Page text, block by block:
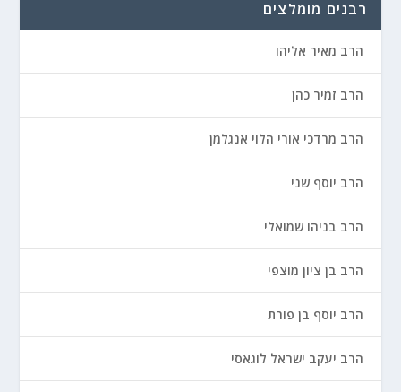
רבנים מומלצים
הרב מאיר אליהו
הרב זמיר כהן
הרב מרדכי אורי הלוי אנגלמן
הרב יוסף שני
הרב בניהו שמואלי
הרב בן ציון מוצפי
הרב יוסף בן פורת
הרב יעקב ישראל לוגאסי